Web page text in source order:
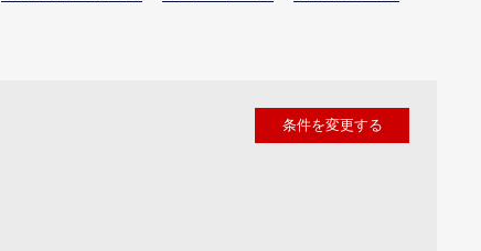
条件を変更する